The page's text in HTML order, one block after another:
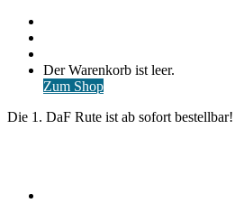
Warenkorb
ansehen
Der Warenkorb ist leer.
Zum Shop
Die 1. DaF Rute ist ab sofort bestellbar!